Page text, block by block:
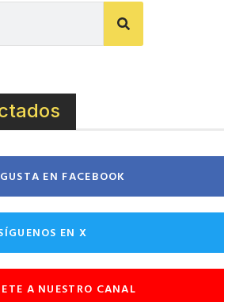
EN FACEBOOK
EN X
A NUESTRO CANAL